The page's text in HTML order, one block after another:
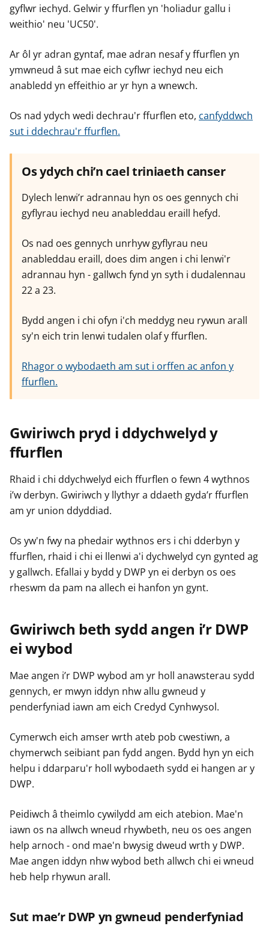
c
g
o
r
r
g
e
r
g
o
r
r
g
e
g
o
r
r
e
gyflwr iechyd. Gelwir y ffurflen yn 'holiadur gallu i
weithio' neu 'UC50'.
Ar ôl yr adran gyntaf, mae adran nesaf y ffurflen yn
ymwneud â sut mae eich cyflwr iechyd neu eich
anabledd yn effeithio ar yr hyn a wnewch.
Os nad ydych wedi dechrau'r ffurflen eto, canfyddwch
sut i ddechrau'r ffurflen.
Os ydych chi’n cael triniaeth canser
Dylech lenwi’r adrannau hyn os oes gennych chi
gyflyrau iechyd neu anableddau eraill hefyd.
Os nad oes gennych unrhyw gyflyrau neu
anableddau eraill, does dim angen i chi lenwi'r
adrannau hyn - gallwch fynd yn syth i dudalennau
22 a 23.
Bydd angen i chi ofyn i'ch meddyg neu rywun arall
sy'n eich trin lenwi tudalen olaf y ffurflen.
Rhagor o wybodaeth am sut i orffen ac anfon y
ffurflen.
Gwiriwch pryd i ddychwelyd y
ffurflen
Rhaid i chi ddychwelyd eich ffurflen o fewn 4 wythnos
i’w derbyn. Gwiriwch y llythyr a ddaeth gyda’r ffurflen
am yr union ddyddiad.
Os yw'n fwy na phedair wythnos ers i chi dderbyn y
ffurflen, rhaid i chi ei llenwi a'i dychwelyd cyn gynted ag
y gallwch. Efallai y bydd y DWP yn ei derbyn os oes
rheswm da pam na allech ei hanfon yn gynt.
Gwiriwch beth sydd angen i’r DWP
ei wybod
Mae angen i’r DWP wybod am yr holl anawsterau sydd
gennych, er mwyn iddyn nhw allu gwneud y
penderfyniad iawn am eich Credyd Cynhwysol.
Cymerwch eich amser wrth ateb pob cwestiwn, a
chymerwch seibiant pan fydd angen. Bydd hyn yn eich
helpu i ddarparu'r holl wybodaeth sydd ei hangen ar y
DWP.
Peidiwch â theimlo cywilydd am eich atebion. Mae'n
iawn os na allwch wneud rhywbeth, neu os oes angen
help arnoch - ond mae'n bwysig dweud wrth y DWP.
Mae angen iddyn nhw wybod beth allwch chi ei wneud
heb help rhywun arall.
Sut mae’r DWP yn gwneud penderfyniad